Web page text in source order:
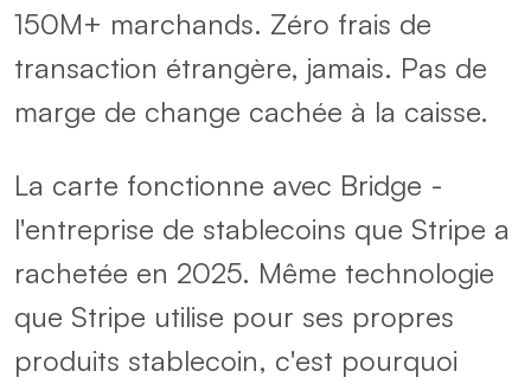
150M+ marchands. Zéro frais de
transaction étrangère, jamais. Pas de
marge de change cachée à la caisse.
La carte fonctionne avec Bridge -
l'entreprise de stablecoins que Stripe a
rachetée en 2025. Même technologie
que Stripe utilise pour ses propres
produits stablecoin, c'est pourquoi